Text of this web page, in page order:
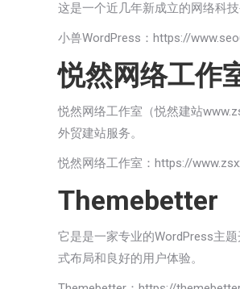
这是一个近几年新成立的网络科
小兽WordPress： https://
悦然网络工作
悦然网络工作室（悦然建站
外贸建站服务。
悦然网络工作室： https://
Themebetter
它是是一家专业的WordPress主
式布局和良好的用户体验。